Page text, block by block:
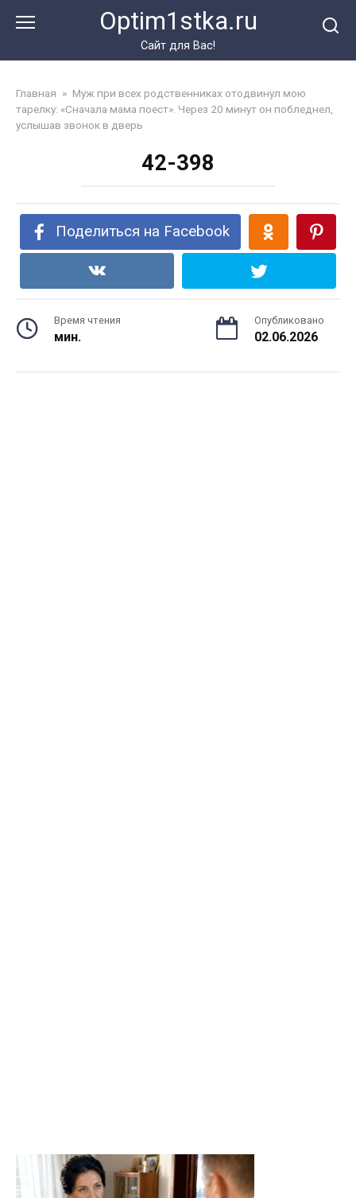
Optim1stka.ru
Сайт для Вас!
Главная » Муж при всех родственниках отодвинул мою
тарелку: «Сначала мама поест». Через 20 минут он побледнел,
услышав звонок в дверь
42-398
Поделиться на Facebook
Время чтения
мин.
Опубликовано
02.06.2026